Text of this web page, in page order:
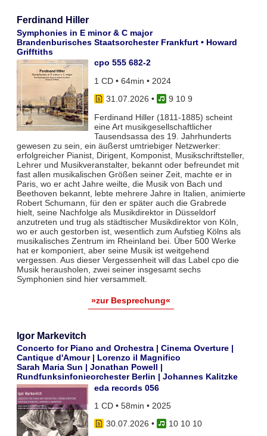
Ferdinand Hiller
Symphonies in E minor & C major
Brandenburisches Staatsorchester Frankfurt • Howard
Grifftiths
cpo 555 682-2
1 CD • 64min • 2024
31.07.2026 •
9 10 9
Ferdinand Hiller (1811-1885) scheint
eine Art musikgesellschaftlicher
Tausendsassa des 19. Jahrhunderts
gewesen zu sein, ein äußerst umtriebiger Netzwerker:
erfolgreicher Pianist, Dirigent, Komponist, Musikschriftsteller,
Lehrer und Musikveranstalter, bekannt oder befreundet mit
fast allen musikalischen Größen seiner Zeit, machte er in
Paris, wo er acht Jahre weilte, die Musik von Bach und
Beethoven bekannt, lebte mehrere Jahre in Italien, animierte
Robert Schumann, für den er später auch die Grabrede
hielt, seine Nachfolge als Musikdirektor in Düsseldorf
anzutreten und trug als städtischer Musikdirektor von Köln,
wo er auch gestorben ist, wesentlich zum Aufstieg Kölns als
musikalisches Zentrum im Rheinland bei. Über 500 Werke
hat er komponiert, aber seine Musik ist weitgehend
vergessen. Aus dieser Vergessenheit will das Label cpo die
Musik herausholen, zwei seiner insgesamt sechs
Symphonien sind hier versammelt.
»zur Besprechung«
Igor Markevitch
Concerto for Piano and Orchestra | Cinema Overture |
Cantique d'Amour | Lorenzo il Magnifico
Sarah Maria Sun | Jonathan Powell |
Rundfunksinfonieorchester Berlin | Johannes Kalitzke
eda records 056
1 CD • 58min • 2025
30.07.2026 •
10 10 10